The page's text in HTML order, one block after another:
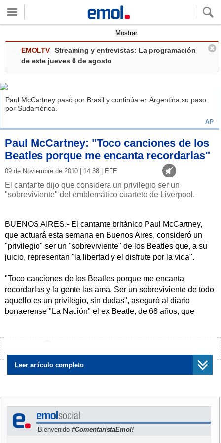
Mostrar
EMOLTV
Streaming y entrevistas: La programación
de este jueves 6 de agosto
Paul McCartney pasó por Brasil y continúa en Argentina su paso
por Sudamérica.
AP
Paul McCartney: "Toco canciones de los
Beatles porque me encanta recordarlas"
09 de Noviembre de 2010 | 14:38 | EFE
El cantante dijo que considera un privilegio ser un
"sobreviviente" del emblemático cuarteto de Liverpool.
BUENOS AIRES.- El cantante británico Paul McCartney,
que actuará esta semana en Buenos Aires, consideró un
"privilegio" ser un "sobreviviente" de los Beatles que, a su
juicio, representan "la libertad y el disfrute por la vida".
"Toco canciones de los Beatles porque me encanta
recordarlas y la gente las ama. Ser un sobreviviente de todo
aquello es un privilegio, sin dudas", aseguró al diario
bonaerense "La Nación" el ex Beatle, de 68 años, que
McCartney ofrecerá dos conciertos, los próximos 10 y 11 de
noviembre en el estadio Monumental de River Plate, con
capacidad para 65.000 personas, en elmarco de su gira
El músico consideró que el cuarteto de los Beatles (1960-
1970) hizo "muchos cambios para mejorar el mundo" y que,
desde aquella "gran época" en la que brilló el grupo,
Leer artículo completo
¡Bienvenido #ComentaristaEmol!